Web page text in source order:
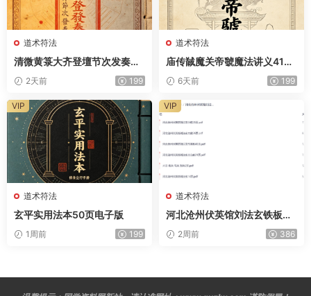
道术符法
清微黄箓大齐登壇节次发奏科
仪259页电子版
2天前 199
道术符法
庙传馘魔关帝虢魔法讲义41页
电子版
6天前 199
道术符法
玄平实用法本50页电子版
1周前 199
VIP
道术符法
河北沧州伏英馆刘法玄铁板正
法三七教法本合计153页电子
版
2周前 386
VIP